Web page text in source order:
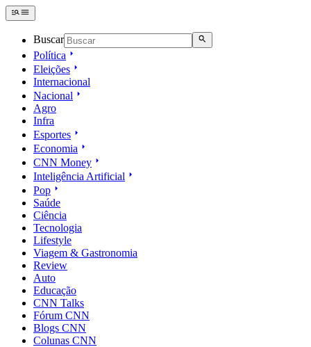
Buscar
Política
Eleições
Internacional
Nacional
Agro
Infra
Esportes
Economia
CNN Money
Inteligência Artificial
Pop
Saúde
Ciência
Tecnologia
Lifestyle
Viagem & Gastronomia
Review
Auto
Educação
CNN Talks
Fórum CNN
Blogs CNN
Colunas CNN